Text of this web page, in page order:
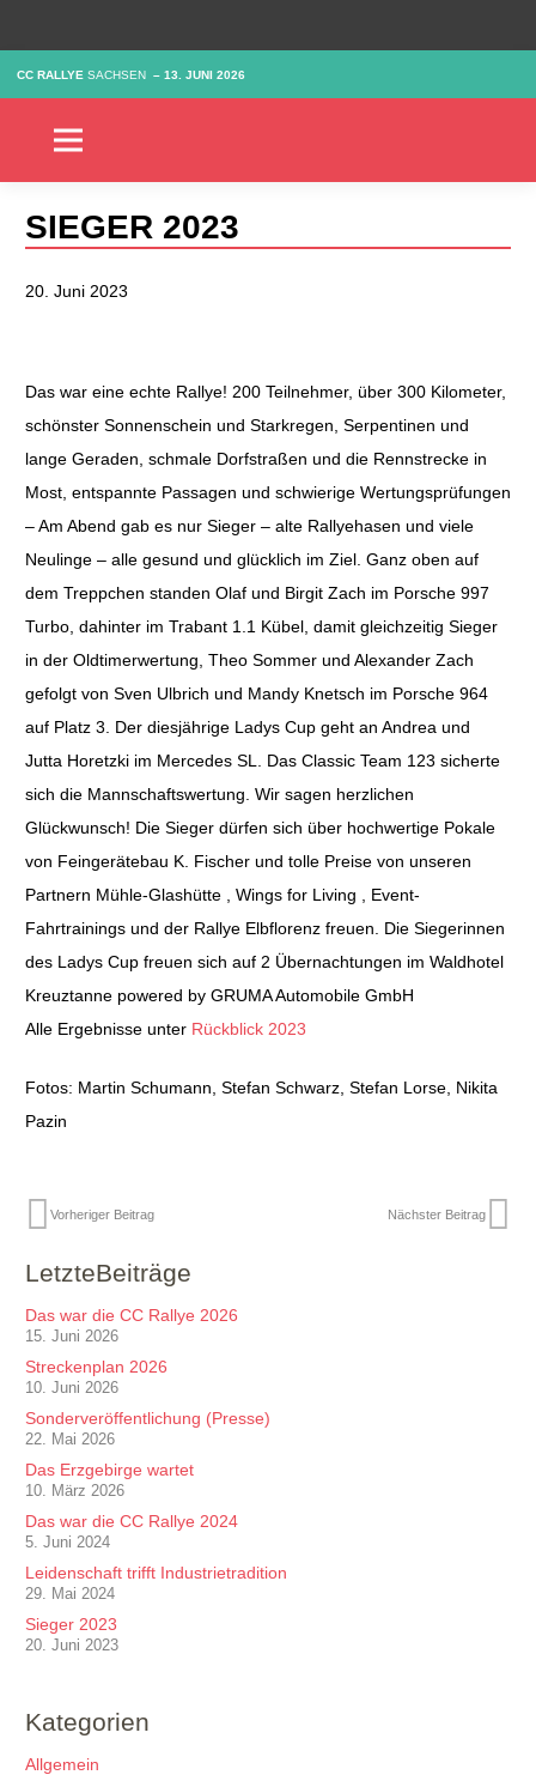
CC RALLYE SACHSEN – 13. JUNI 2026
SIEGER 2023
20. Juni 2023
Das war eine echte Rallye! 200 Teilnehmer, über 300 Kilometer,
schönster Sonnenschein und Starkregen, Serpentinen und
lange Geraden, schmale Dorfstraßen und die Rennstrecke in
Most, entspannte Passagen und schwierige Wertungsprüfungen
– Am Abend gab es nur Sieger – alte Rallyehasen und viele
Neulinge – alle gesund und glücklich im Ziel. Ganz oben auf
dem Treppchen standen Olaf und Birgit Zach im Porsche 997
Turbo, dahinter im Trabant 1.1 Kübel, damit gleichzeitig Sieger
in der Oldtimerwertung, Theo Sommer und Alexander Zach
gefolgt von Sven Ulbrich und Mandy Knetsch im Porsche 964
auf Platz 3. Der diesjährige Ladys Cup geht an Andrea und
Jutta Horetzki im Mercedes SL. Das Classic Team 123 sicherte
sich die Mannschaftswertung. Wir sagen herzlichen
Glückwunsch! Die Sieger dürfen sich über hochwertige Pokale
von Feingerätebau K. Fischer und tolle Preise von unseren
Partnern Mühle-Glashütte , Wings for Living , Event-
Fahrtrainings und der Rallye Elbflorenz freuen. Die Siegerinnen
des Ladys Cup freuen sich auf 2 Übernachtungen im Waldhotel
Kreuztanne powered by GRUMA Automobile GmbH
Alle Ergebnisse unter Rückblick 2023
Fotos: Martin Schumann, Stefan Schwarz, Stefan Lorse, Nikita
Pazin
Vorheriger Beitrag Nächster Beitrag
LetzteBeiträge
Das war die CC Rallye 2026
15. Juni 2026
Streckenplan 2026
10. Juni 2026
Sonderveröffentlichung (Presse)
22. Mai 2026
Das Erzgebirge wartet
10. März 2026
Das war die CC Rallye 2024
5. Juni 2024
Leidenschaft trifft Industrietradition
29. Mai 2024
Sieger 2023
20. Juni 2023
Kategorien
Allgemein